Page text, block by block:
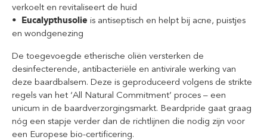
verkoelt en revitaliseert de huid
• Eucalypthusolie is antiseptisch en helpt bij acne, puistjes
en wondgenezing
De toegevoegde etherische oliën versterken de
desinfecterende, antibacteriële en antivirale werking van
deze baardbalsem. Deze is geproduceerd volgens de strikte
regels van het ‘All Natural Commitment’ proces – een
unicum in de baardverzorgingsmarkt. Beardpride gaat graag
nóg een stapje verder dan de richtlijnen die nodig zijn voor
een Europese bio-certificering.